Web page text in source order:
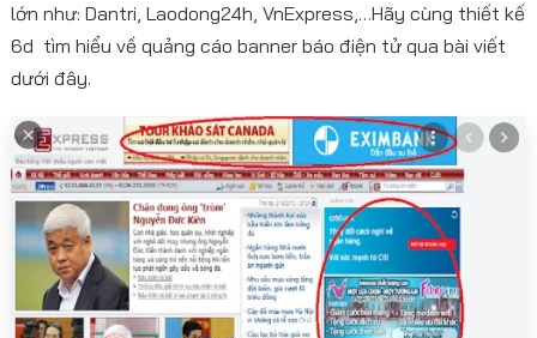
lớn như: Dantri, Laodong24h, VnExpress,…Hãy cùng thiết kế
6d tìm hiểu về quảng cáo banner báo điện tử qua bài viết
dưới đây.